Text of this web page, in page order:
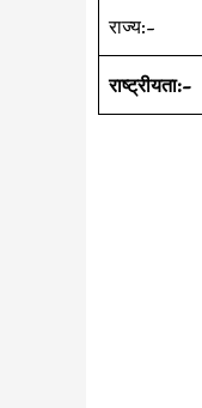
राज्य:-
राष्ट्रीयता:-